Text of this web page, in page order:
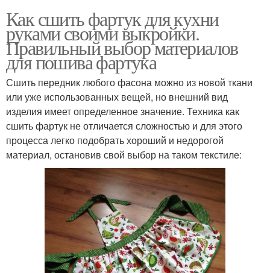
Как сшить фартук для кухни
руками своими выкройки.
Правильный выбор материалов
для пошива фартука
Сшить передник любого фасона можно из новой ткани
или уже использованных вещей, но внешний вид
изделия имеет определенное значение. Техника как
сшить фартук не отличается сложностью и для этого
процесса легко подобрать хороший и недорогой
материал, остановив свой выбор на таком текстиле: